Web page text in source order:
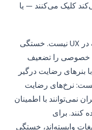
کلیک می‌کنند — یا
این موضوع صرفاً یک مزاحمت کوچک در UX نیست. خستگی
خصوصی را تضعیف
بنرهای رضایت درگیر
نرخ‌های رضایت
نمی‌توانند با اطمینان
کنند. برای
وابسته‌اند، خستگی